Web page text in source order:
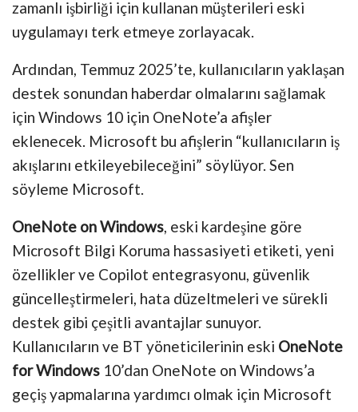
zamanlı işbirliği için kullanan müşterileri eski
uygulamayı terk etmeye zorlayacak.
Ardından, Temmuz 2025’te, kullanıcıların yaklaşan
destek sonundan haberdar olmalarını sağlamak
için Windows 10 için OneNote’a afişler
eklenecek. Microsoft bu afişlerin “kullanıcıların iş
akışlarını etkileyebileceğini” söylüyor. Sen
söyleme Microsoft.
OneNote on Windows, eski kardeşine göre
Microsoft Bilgi Koruma hassasiyeti etiketi, yeni
özellikler ve Copilot entegrasyonu, güvenlik
güncelleştirmeleri, hata düzeltmeleri ve sürekli
destek gibi çeşitli avantajlar sunuyor.
Kullanıcıların ve BT yöneticilerinin eski OneNote
for Windows 10’dan OneNote on Windows’a
geçiş yapmalarına yardımcı olmak için Microsoft